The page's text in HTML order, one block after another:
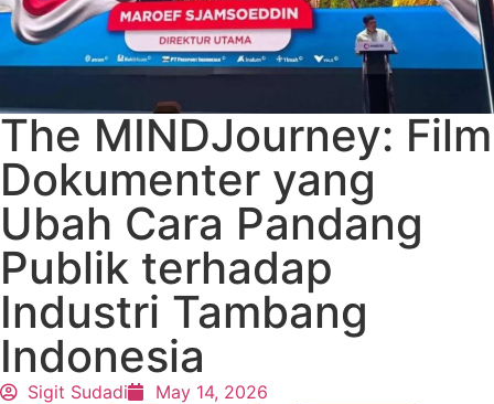
The MINDJourney: Film
Dokumenter yang
Ubah Cara Pandang
Publik terhadap
Industri Tambang
Indonesia
Sigit Sudadi May 14, 2026